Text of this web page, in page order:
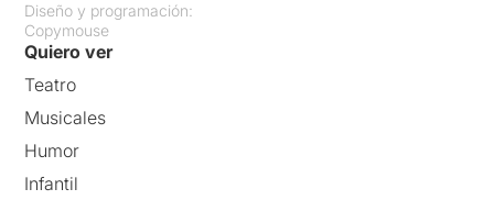
Diseño y programación:
Copymouse
Quiero ver
Teatro
Musicales
Humor
Infantil